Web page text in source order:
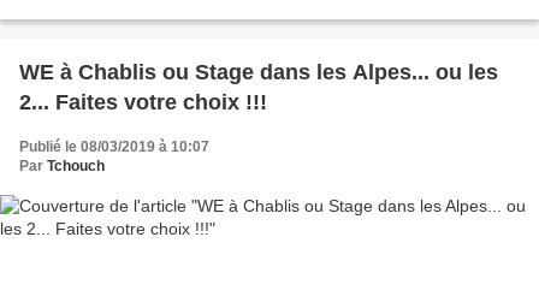
WE à Chablis ou Stage dans les Alpes... ou les
2... Faites votre choix !!!
Publié le 08/03/2019 à 10:07
Par Tchouch